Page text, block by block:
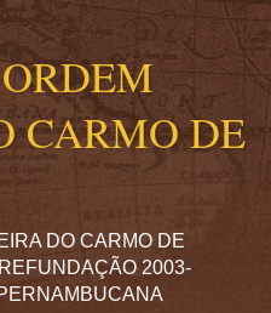
CARMO DE
DO CARMO DE
2003-